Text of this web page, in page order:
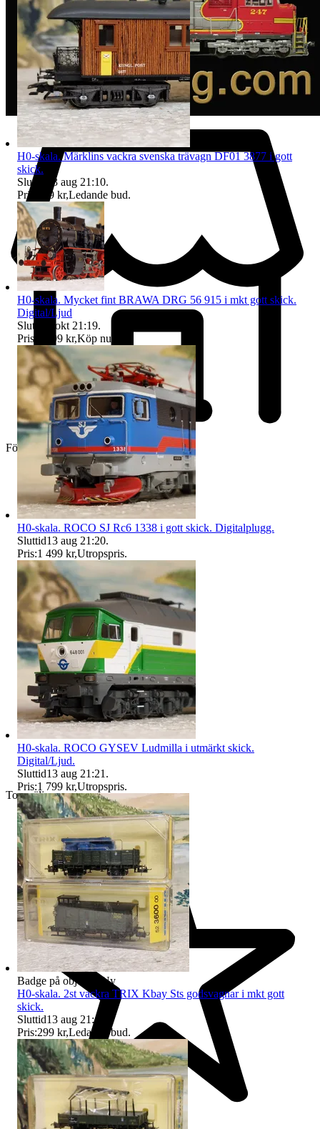
Företag
Toppsäljare
H0-skala. Märklins vackra svenska trävagn DF01 3877 i gott
skick.
Sluttid
13 aug 21:10.
Pris:
519 kr,Ledande bud.
H0-skala. Mycket fint BRAWA DRG 56 915 i mkt gott skick.
Digital/Ljud
Sluttid
5 okt 21:19.
Pris:
1 899 kr,Köp nu
H0-skala. ROCO SJ Rc6 1338 i gott skick. Digitalplugg.
Sluttid13 aug 21:20.
Pris:1 499 kr,Utropspris.
H0-skala. ROCO GYSEV Ludmilla i utmärkt skick.
Digital/Ljud.
Sluttid13 aug 21:21 .
Pris:1 799 kr,Utropspris.
Badge på objektet:
Ny
H0-skala. 2st vackra TRIX Kbay Sts godsvagnar i mkt gott
skick.
Sluttid13 aug 21:49
Pris:299 kr,Ledande bud.